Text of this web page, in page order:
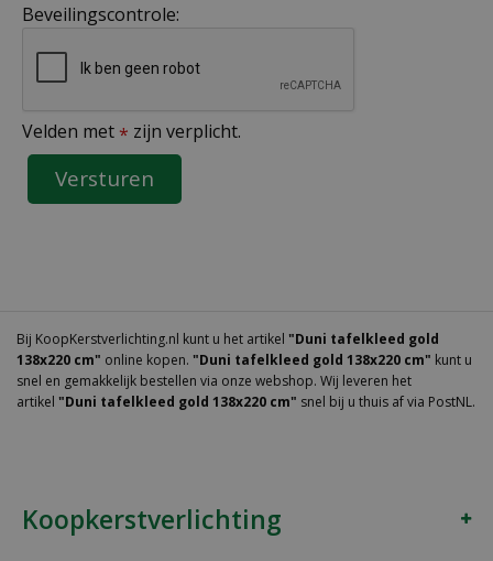
Beveilingscontrole:
Velden met * zijn verplicht.
Bij KoopKerstverlichting.nl kunt u het artikel "Duni tafelkleed gold
138x220 cm" online kopen. "Duni tafelkleed gold 138x220 cm" kunt u
snel en gemakkelijk bestellen via onze webshop. Wij leveren het
artikel "Duni tafelkleed gold 138x220 cm" snel bij u thuis af via PostNL.
Koopkerstverlichting